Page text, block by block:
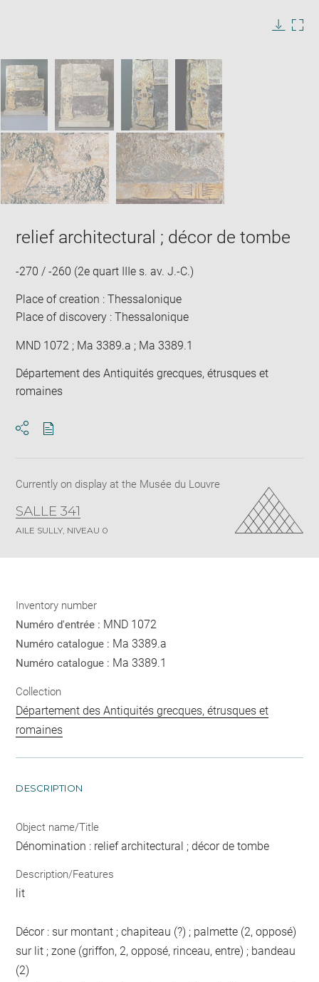
SKIP IMAGE CAROUSEL
relief architectural ; décor de tombe
-270 / -260 (2e quart IIIe s. av. J.-C.)
Place of creation : Thessalonique
Place of discovery : Thessalonique
MND 1072 ; Ma 3389.a ; Ma 3389.1
Département des Antiquités grecques, étrusques et
romaines
Currently on display at the Musée du Louvre
SALLE 341
AILE SULLY, NIVEAU 0
Inventory number
Numéro d'entrée : MND 1072
Numéro catalogue : Ma 3389.a
Numéro catalogue : Ma 3389.1
Collection
Département des Antiquités grecques, étrusques et
romaines
DESCRIPTION
Object name/Title
Dénomination : relief architectural ; décor de tombe
Description/Features
lit
Décor : sur montant ; chapiteau (?) ; palmette (2, opposé)
sur lit ; zone (griffon, 2, opposé, rinceau, entre) ; bandeau
(2)